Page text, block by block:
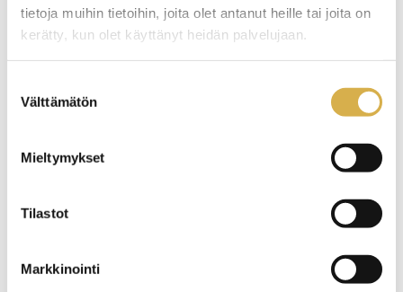
tietoja muihin tietoihin, joita olet antanut heille tai joita on
kerätty, kun olet käyttänyt heidän palvelujaan.
valinta
Välttämätön
Mieltymykset
Tilastot
Markkinointi
Rahoittaja